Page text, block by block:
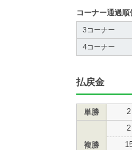
コーナー通過順
3コーナー
4コーナー
払戻金
単勝 2
複勝
2